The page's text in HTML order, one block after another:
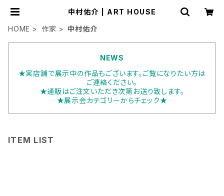
中村佑介 | ART HOUSE
HOME
作家 中村佑介
NEWS
★実店舗で展示中の作品もございます。ご覧になりたい方は
ご連絡ください。
★通販はご注文いただき次第お送り致します。
★展示会カテゴリーからチェック★
ITEM LIST